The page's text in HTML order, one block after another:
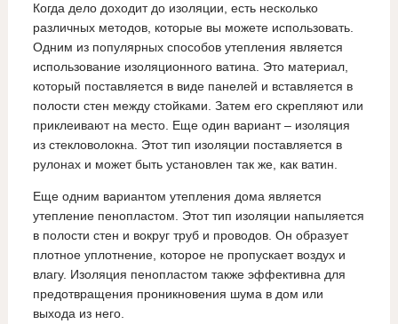
Когда дело доходит до изоляции, есть несколько
различных методов, которые вы можете использовать.
Одним из популярных способов утепления является
использование изоляционного ватина. Это материал,
который поставляется в виде панелей и вставляется в
полости стен между стойками. Затем его скрепляют или
приклеивают на место. Еще один вариант – изоляция
из стекловолокна. Этот тип изоляции поставляется в
рулонах и может быть установлен так же, как ватин.
Еще одним вариантом утепления дома является
утепление пенопластом. Этот тип изоляции напыляется
в полости стен и вокруг труб и проводов. Он образует
плотное уплотнение, которое не пропускает воздух и
влагу. Изоляция пенопластом также эффективна для
предотвращения проникновения шума в дом или
выхода из него.